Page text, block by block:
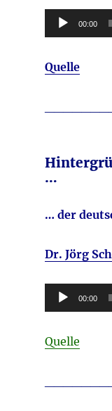
Audio-
Player
00:00
Quelle
…
… der
Dr. Jörg
Audio-
Player
00:00
Quelle